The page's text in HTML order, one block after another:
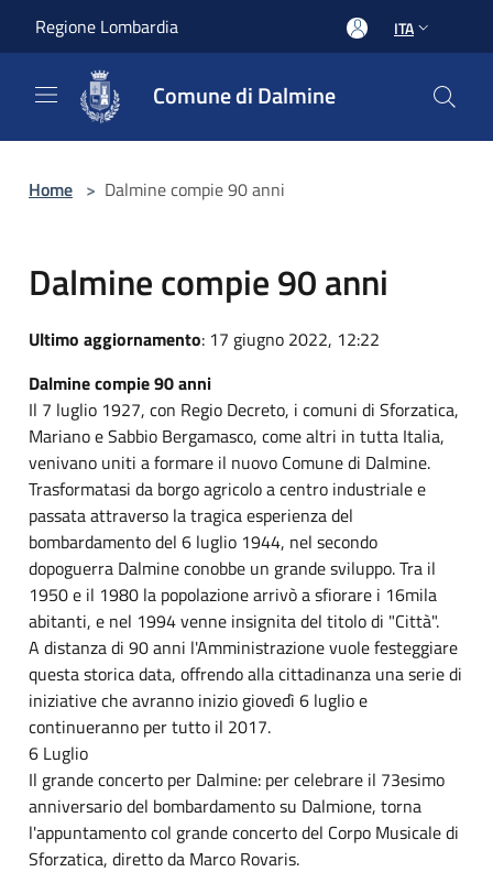
Regione Lombardia ITA
Comune di Dalmine
Home > Dalmine compie 90 anni
Dalmine compie 90 anni
Ultimo aggiornamento: 17 giugno 2022, 12:22
Dalmine compie 90 anni
Il 7 luglio 1927, con Regio Decreto, i comuni di Sforzatica,
Mariano e Sabbio Bergamasco, come altri in tutta Italia,
venivano uniti a formare il nuovo Comune di Dalmine.
Trasformatasi da borgo agricolo a centro industriale e
passata attraverso la tragica esperienza del
bombardamento del 6 luglio 1944, nel secondo
dopoguerra Dalmine conobbe un grande sviluppo. Tra il
1950 e il 1980 la popolazione arrivò a sfiorare i 16mila
abitanti, e nel 1994 venne insignita del titolo di "Città".
A distanza di 90 anni l'Amministrazione vuole festeggiare
questa storica data, offrendo alla cittadinanza una serie di
iniziative che avranno inizio giovedì 6 luglio e
continueranno per tutto il 2017.
6 Luglio
Il grande concerto per Dalmine: per celebrare il 73esimo
anniversario del bombardamento su Dalmione, torna
l'appuntamento col grande concerto del Corpo Musicale di
Sforzatica, diretto da Marco Rovaris.